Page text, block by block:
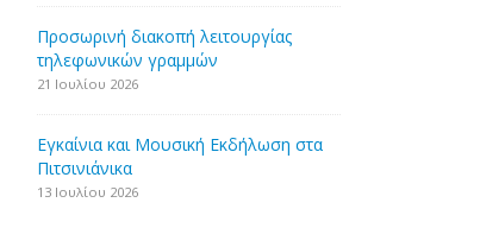
Προσωρινή διακοπή λειτουργίας
τηλεφωνικών γραμμών
21 Ιουλίου 2026
Εγκαίνια και Μουσική Εκδήλωση στα
Πιτσινιάνικα
13 Ιουλίου 2026